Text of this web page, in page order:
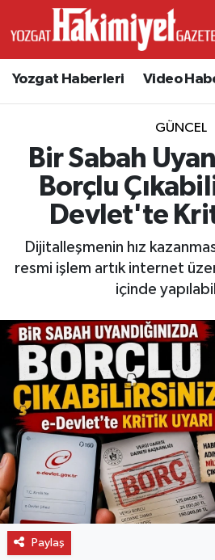
Yozgat Haberleri Video
GÜNCEL
Bir Sabah
Borçlu
Devlet'te
Dijitalleşmenin hız
resmi işlem artık internet
içinde
Paylaş